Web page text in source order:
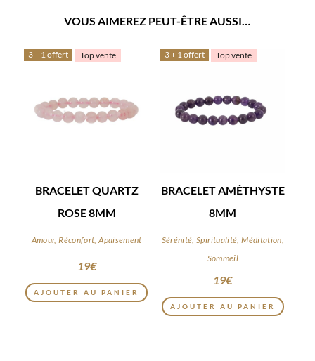
VOUS AIMEREZ PEUT-ÊTRE AUSSI…
3 + 1 offert Top vente
BRACELET QUARTZ
ROSE 8MM
Amour, Réconfort, Apaisement
19€
AJOUTER AU PANIER
3 + 1 offert Top vente
BRACELET AMÉTHYSTE
8MM
Sérénité, Spiritualité, Méditation,
Sommeil
19€
AJOUTER AU PANIER